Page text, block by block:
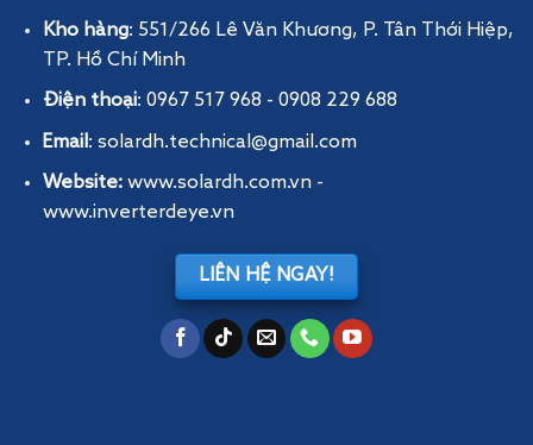
Kho hàng: 551/266 Lê Văn Khương, P. Tân Thới Hiệp,
TP. Hồ Chí Minh
Điện thoại: 0967 517 968 - 0908 229 688
Email : solardh.technical@gmail.com
Website: www.solardh.com.vn-
www.inverterdeye.vn
LIÊN HỆ NGAY!